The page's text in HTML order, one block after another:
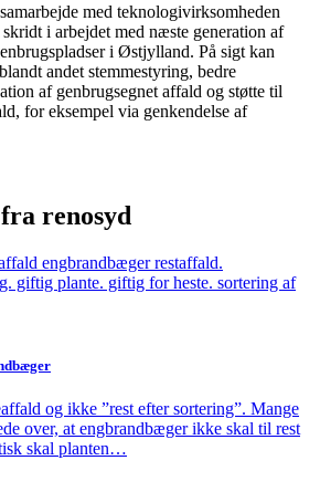
med teknologivirksomheden
i arbejdet med næste generation af
i Østjylland. På sigt kan
andet stemmestyring, bedre
af genbrugsegnet affald og støtte til
for eksempel via genkendelse af
renosyd
og ikke ”rest efter sortering”. Mange
over, at engbrandbæger ikke skal til rest
skal planten…